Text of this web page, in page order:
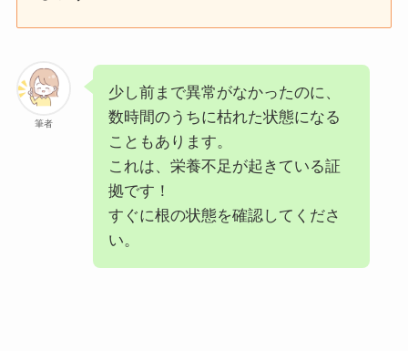
筆者
少し前まで異常がなかったのに、
数時間のうちに枯れた状態になる
こともあります。
これは、栄養不足が起きている証
拠です！
すぐに根の状態を確認してくださ
い。